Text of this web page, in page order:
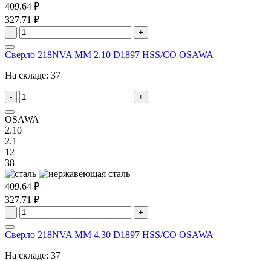
409.64 ₽
327.71 ₽
- +
Сверло 218NVA MM 2.10 D1897 HSS/CO OSAWA
На складе: 37
- +
OSAWA
2.10
2.1
12
38
409.64 ₽
327.71 ₽
- +
Сверло 218NVA MM 4.30 D1897 HSS/CO OSAWA
На складе: 37